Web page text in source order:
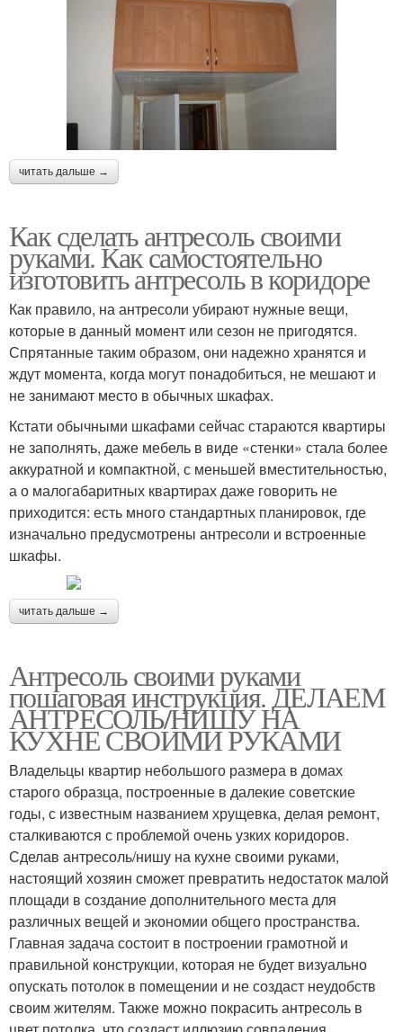
читать дальше →
Как сделать антресоль своими
руками. Как самостоятельно
изготовить антресоль в коридоре
Как правило, на антресоли убирают нужные вещи,
которые в данный момент или сезон не пригодятся.
Спрятанные таким образом, они надежно хранятся и
ждут момента, когда могут понадобиться, не мешают и
не занимают место в обычных шкафах.
Кстати обычными шкафами сейчас стараются квартиры
не заполнять, даже мебель в виде «стенки» стала более
аккуратной и компактной, с меньшей вместительностью,
а о малогабаритных квартирах даже говорить не
приходится: есть много стандартных планировок, где
изначально предусмотрены антресоли и встроенные
шкафы.
читать дальше →
Антресоль своими руками
пошаговая инструкция. ДЕЛАЕМ
АНТРЕСОЛЬ/НИШУ НА
КУХНЕ СВОИМИ РУКАМИ
Владельцы квартир небольшого размера в домах
старого образца, построенные в далекие советские
годы, с известным названием хрущевка, делая ремонт,
сталкиваются с проблемой очень узких коридоров.
Сделав антресоль/нишу на кухне своими руками,
настоящий хозяин сможет превратить недостаток малой
площади в создание дополнительного места для
различных вещей и экономии общего пространства.
Главная задача состоит в построении грамотной и
правильной конструкции, которая не будет визуально
опускать потолок в помещении и не создаст неудобств
своим жителям. Также можно покрасить антресоль в